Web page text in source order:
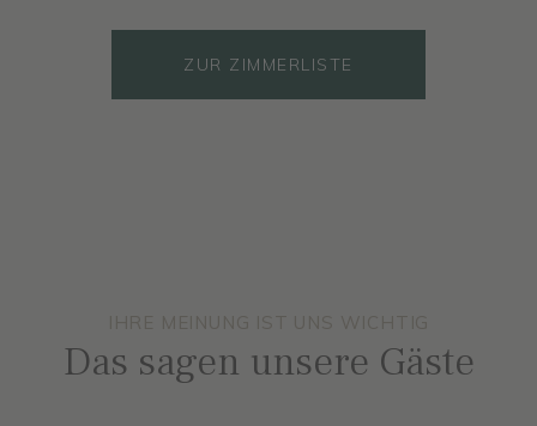
ZUR ZIMMERLISTE
ab 161.- €
Das sagen unsere Gäste